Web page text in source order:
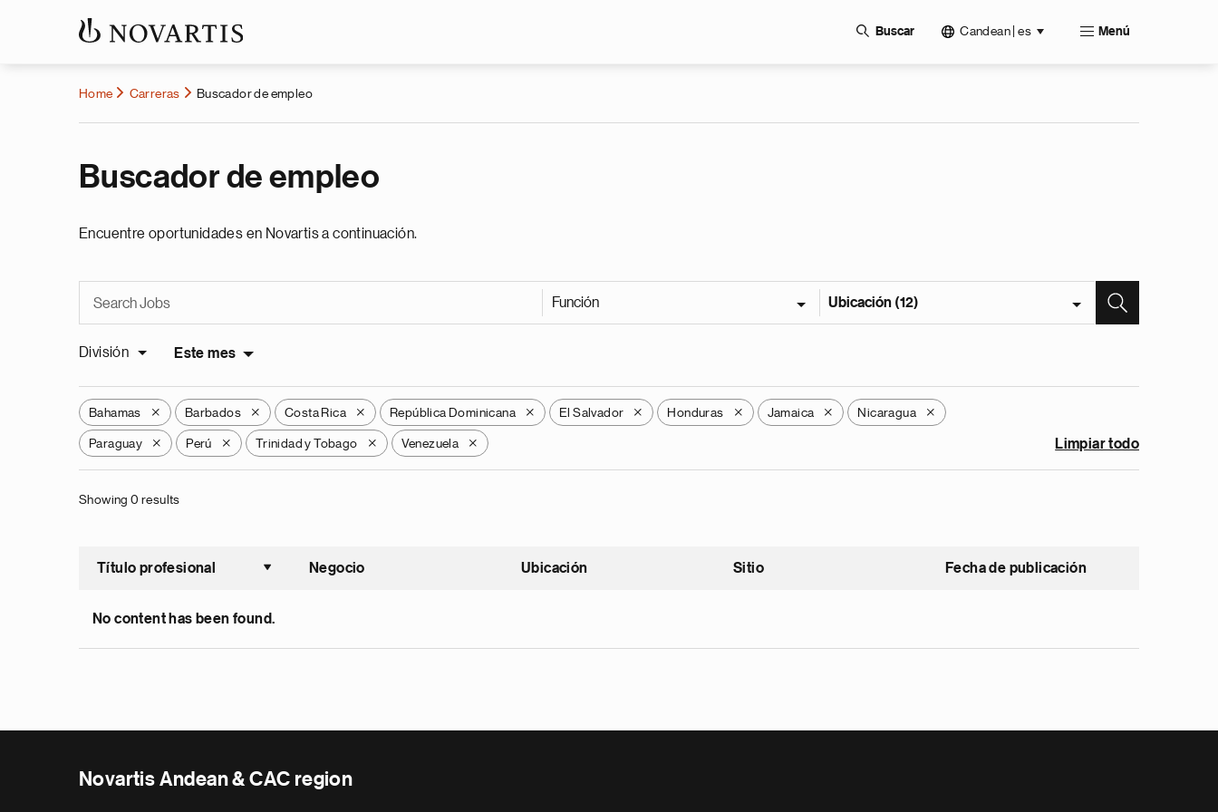
Buscar Candean | es Menú
Home Carreras Buscador de empleo
Buscador de empleo
Encuentre oportunidades en Novartis a continuación.
Función Ubicación (12)
División Este mes
Bahamas X Barbados X Costa Rica X República Dominicana X El Salvador X Honduras X Jamaica X Nicaragua X
Paraguay X Perú X Trinidad y Tobago X Venezuela X Limpiar todo
Showing 0 results
Título profesional
Ordenar ascendente
Negocio Ubicación Sitio Fecha de publicación
No content has been found.
Novartis Andean & CAC region